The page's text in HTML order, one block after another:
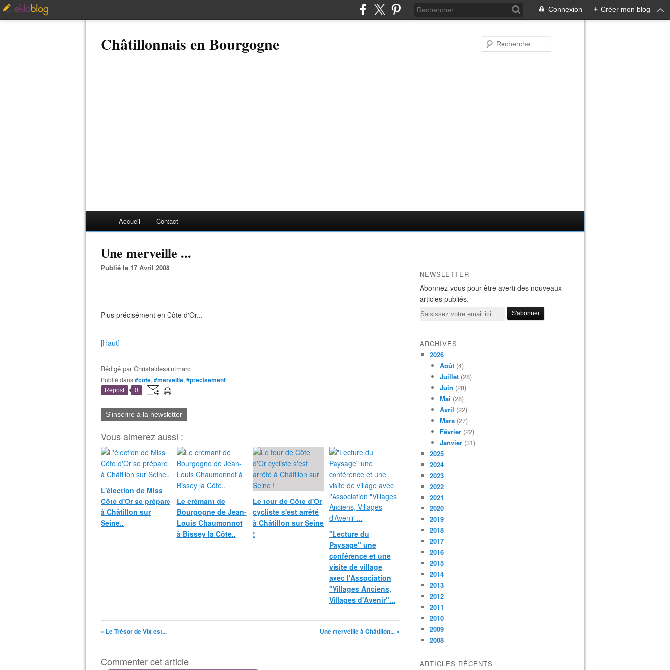
Connexion + Créer mon blog
Châtillonnais en Bourgogne
Accueil Contact
Une merveille ...
Publié le 17 Avril 2008
Plus précisément en Côte d'Or...
[Haut]
Rédigé parChristaldesaintmarc
Publié dans#cote, #merveille, #precisement
Repost 0
S'inscrire à la newsletter
Vous aimerez aussi :
L'élection de Miss
Côte d'Or se prépare
à Châtillon sur
Seine..
Le crémant de
Bourgogne de Jean-
Louis Chaumonnot
à Bissey la Côte..
Le tour de Côte d'Or
cycliste s'est arrêté
à Châtillon sur Seine
!
"Lecture du
Paysage" une
conférence et une
visite de village
avec l'Association
"Villages Anciens,
Villages d'Avenir"...
« Le Trésor de Vix est... Une merveille à Châtillon... »
Commenter cet article
NEWSLETTER
Abonnez-vous pour être averti des nouveaux
articles publiés.
Email
ARCHIVES
2026
Août (4)
Juillet (28)
Juin (28)
Mai (28)
Avril (22)
Mars (27)
Février (22)
Janvier (31)
2025
2024
2023
2022
2021
2020
2019
2018
2017
2016
2015
2014
2013
2012
2011
2010
2009
2008
ARTICLES RÉCENTS